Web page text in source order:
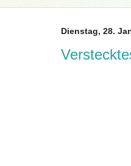
Dienstag, 28.